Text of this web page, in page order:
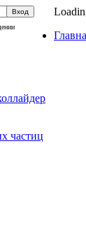
частиц